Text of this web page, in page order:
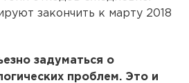
закончить к марту 2018
задуматься о
проблем. Это и